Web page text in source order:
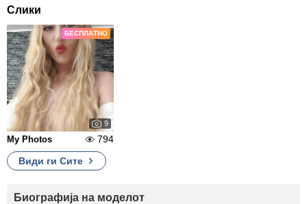
Слики
БЕСПЛАТНО
9
My Photos
794
Види ги Сите
Биографија на моделот